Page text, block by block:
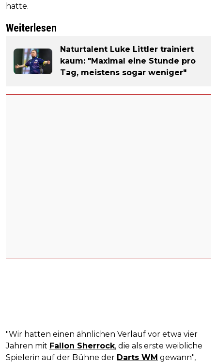
hatte.
Weiterlesen
Naturtalent Luke Littler trainiert
kaum: "Maximal eine Stunde pro
Tag, meistens sogar weniger"
"Wir hatten einen ähnlichen Verlauf vor etwa vier
Jahren mit Fallon Sherrock, die als erste weibliche
Spielerin auf der Bühne der Darts WM gewann",